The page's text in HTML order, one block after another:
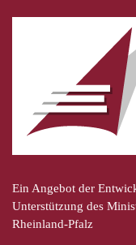
Ein Angebot der
Unterstützung des
Rheinland-Pfalz